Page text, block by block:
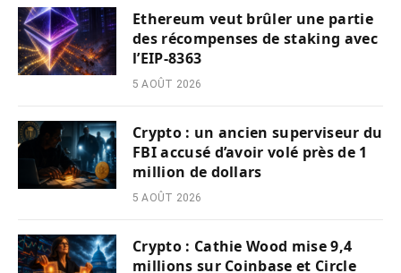
Ethereum veut brûler une partie
des récompenses de staking avec
l’EIP-8363
5 AOÛT 2026
Crypto : un ancien superviseur du
FBI accusé d’avoir volé près de 1
million de dollars
5 AOÛT 2026
Crypto : Cathie Wood mise 9,4
millions sur Coinbase et Circle